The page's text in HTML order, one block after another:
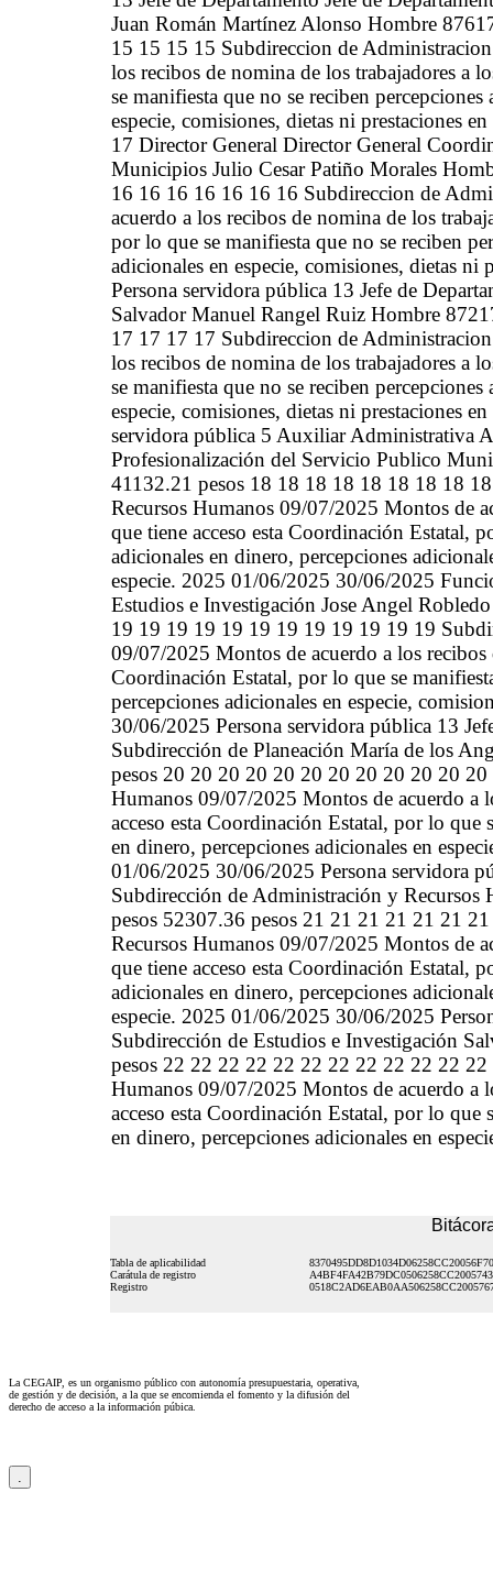
Tabla de aplicabilidad
Carátula de registro
Registro
La CEGAIP, es un organismo público con autonomía presupuestaria, operativa,
de gestión y de decisión, a la que se encomienda el fomento y la difusión del
derecho de acceso a la información púbica.